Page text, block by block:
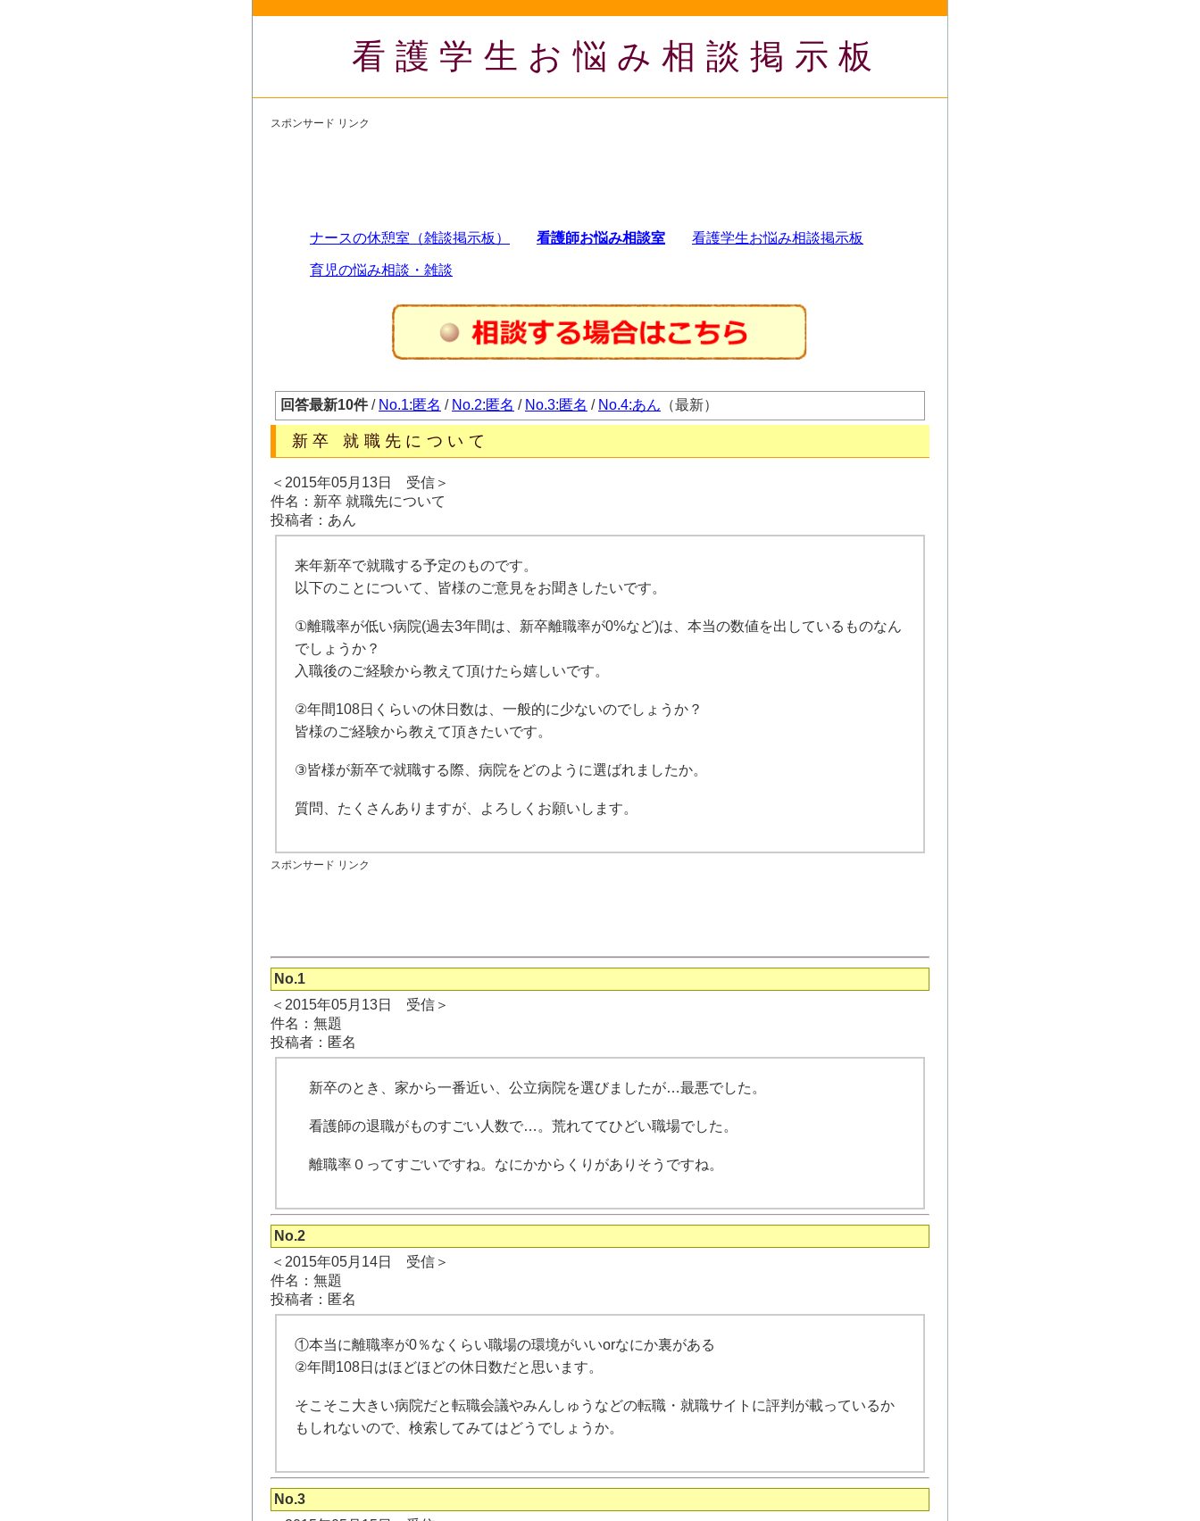
看護学生お悩み相談掲示板
スポンサード リンク
ナースの休憩室（雑談掲示板） 看護師お悩み相談室 看護学生お悩み相談掲示板
育児の悩み相談・雑談
回答最新10件/ No.1:匿名 / No.2:匿名 / No.3:匿名 / No.4:あん （最新）
新卒 就職先について
＜2015年05月13日 受信＞
件名：新卒 就職先について
投稿者：あん
来年新卒で就職する予定のものです。
以下のことについて、皆様のご意見をお聞きしたいです。
①離職率が低い病院(過去3年間は、新卒離職率が0%など)は、本当の数値を出しているものなん
でしょうか？
入職後のご経験から教えて頂けたら嬉しいです。
②年間108日くらいの休日数は、一般的に少ないのでしょうか？
皆様のご経験から教えて頂きたいです。
③皆様が新卒で就職する際、病院をどのように選ばれましたか。
質問、たくさんありますが、よろしくお願いします。
スポンサード リンク
No.1
＜2015年05月13日 受信＞
件名：無題
投稿者：匿名
新卒のとき、家から一番近い、公立病院を選びましたが…最悪でした。
看護師の退職がものすごい人数で…。荒れててひどい職場でした。
離職率０ってすごいですね。なにかからくりがありそうですね。
No.2
＜2015年05月14日 受信＞
件名：無題
投稿者：匿名
①本当に離職率が0％なくらい職場の環境がいいorなにか裏がある
②年間108日はほどほどの休日数だと思います。
そこそこ大きい病院だと転職会議やみんしゅうなどの転職・就職サイトに評判が載っているか
もしれないので、検索してみてはどうでしょうか。
No.3